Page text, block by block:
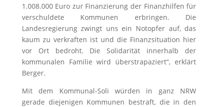
1.008.000 Euro zur Finanzierung der Finanzhilfen für
verschuldete Kommunen erbringen. Die
Landesregierung zwingt uns ein Notopfer auf, das
kaum zu verkraften ist und die Finanzsituation hier
vor Ort bedroht. Die Solidarität innerhalb der
kommunalen Familie wird überstrapaziert“, erklärt
Berger.
Mit dem Kommunal-Soli würden in ganz NRW
gerade diejenigen Kommunen bestraft, die in den